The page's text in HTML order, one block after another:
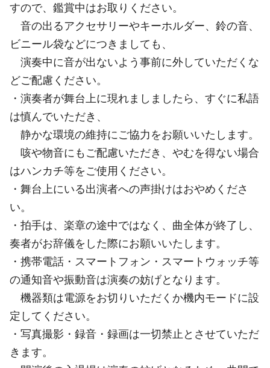
すので、鑑賞中はお取りください。
音の出るアクセサリーやキーホルダー、鈴の音、
ビニール袋などにつきましても、
演奏中に音が出ないよう事前に外していただくな
どご配慮ください。
・演奏者が舞台上に現れましましたら、すぐに私語
は慎んでいただき、
静かな環境の維持にご協力をお願いいたします。
咳や物音にもご配慮いただき、やむを得ない場合
はハンカチ等をご使用ください。
・舞台上にいる出演者への声掛けはおやめくださ
い。
・拍手は、楽章の途中ではなく、曲全体が終了し、
奏者がお辞儀をした際にお願いいたします。
・携帯電話・スマートフォン・スマートウォッチ等
の通知音や振動音は演奏の妨げとなります。
機器類は電源をお切りいただくか機内モードに設
定してください。
・写真撮影・録音・録画は一切禁止とさせていただ
きます。